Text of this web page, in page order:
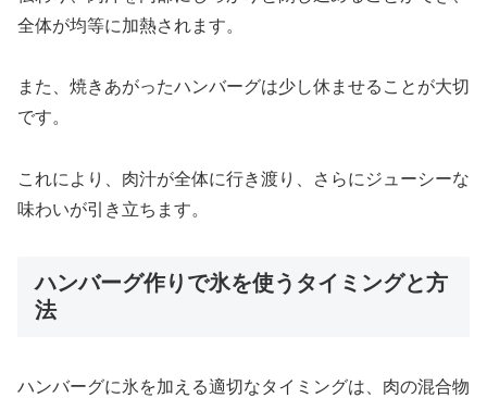
全体が均等に加熱されます。
また、焼きあがったハンバーグは少し休ませることが大切
です。
これにより、肉汁が全体に行き渡り、さらにジューシーな
味わいが引き立ちます。
ハンバーグ作りで氷を使うタイミングと方
法
ハンバーグに氷を加える適切なタイミングは、肉の混合物